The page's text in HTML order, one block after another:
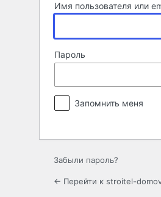
Имя пользователя или
Пароль
Запомнить меня
Забыли пароль?
← Перейти к stroitel-